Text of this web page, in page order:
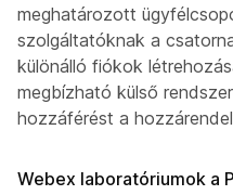
meghatározott
szolgáltatóknak a
különálló fiókok
megbízható külső
hozzáférést a
Webex laboratóriumok a